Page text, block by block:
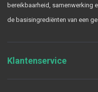
bereikbaarheid, samenwerking
de basisingrediënten van een
Klantenservice